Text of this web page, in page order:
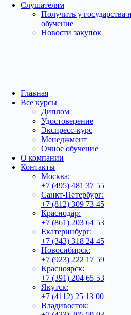
Слушателям
Получить у государства
обучение
Новости закупок
Главная
Все курсы
Диплом
Удостоверение
Экспресс-курс
Менеджмент
Очное обучение
О компании
Контакты
Москва:
+7 (495) 481 37 55
Санкт-Петербург:
+7 (812) 309 73 45
Краснодар:
+7 (861) 203 64 53
Екатеринбург:
+7 (343) 318 24 45
Новосибирск:
+7 (923) 222 17 59
Красноярск:
+7 (391) 204 65 53
Якутск:
+7 (4112) 25 13 00
Владивосток: